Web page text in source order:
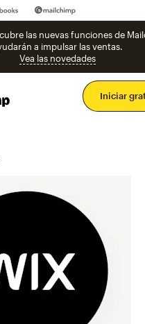
las nuevas funciones de
a impulsar las ventas.
Vea las novedades
Iniciar